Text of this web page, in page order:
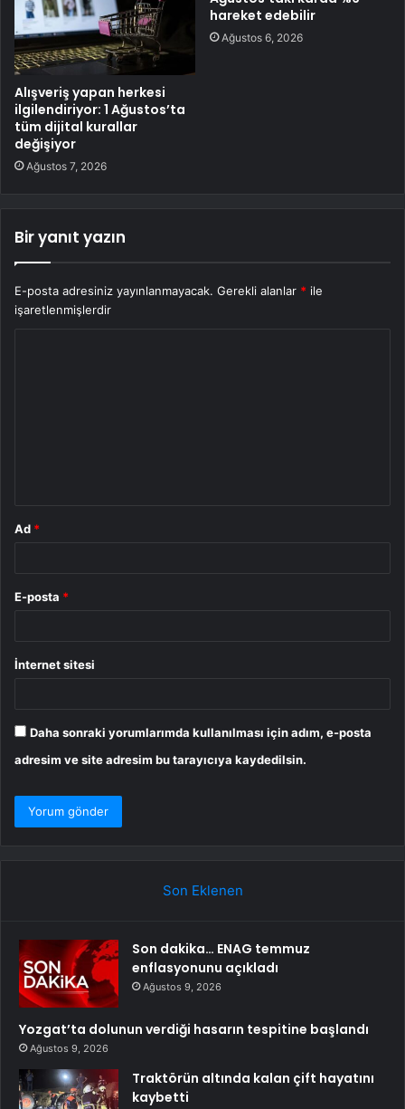
Alışveriş yapan herkesi
ilgilendiriyor: 1 Ağustos’ta
tüm dijital kurallar
değişiyor
Ağustos 7, 2026
hareket edebilir
Ağustos 6, 2026
Bir yanıt yazın
E-posta adresiniz yayınlanmayacak. Gerekli alanlar * ile
işaretlenmişlerdir
Ad *
E-posta *
İnternet sitesi
Daha sonraki yorumlarımda kullanılması için adım, e-posta
adresim ve site adresim bu tarayıcıya kaydedilsin.
Son Eklenen
Son dakika… ENAG temmuz
enflasyonunu açıkladı
Ağustos 9, 2026
Yozgat’ta dolunun verdiği hasarın tespitine başlandı
Ağustos 9, 2026
Traktörün altında kalan çift hayatını
kaybetti